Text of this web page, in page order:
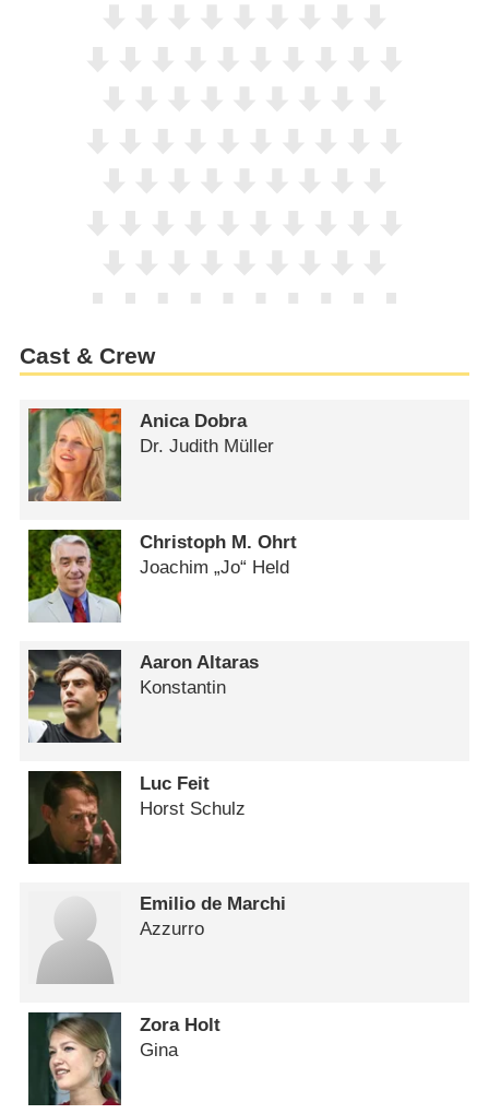
Cast & Crew
Anica Dobra
Dr. Judith Müller
Christoph M. Ohrt
Joachim „Jo“ Held
Aaron Altaras
Konstantin
Luc Feit
Horst Schulz
Emilio de Marchi
Azzurro
Zora Holt
Gina